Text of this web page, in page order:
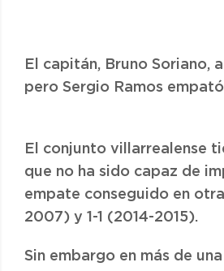
El capitán, Bruno Soriano,
pero Sergio Ramos
El conjunto villarrealense
que no ha sido capaz de
empate conseguido en
2007) y 1-1 (2014-2015).
Sin embargo en más de